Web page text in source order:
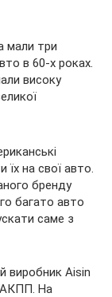
мали три
в 60-х роках.
високу
на свої авто.
бренду
багато авто
саме з
виробник Aisin
АКПП. На